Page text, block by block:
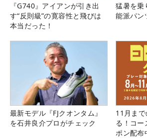
『G740』アイアンが引き出
す“反則級”の寛容性と飛びは
本当だった！
猛暑を乗
能派パン
最新モデル『FJクオンタム』
を石井良介プロがチェック
11月ま
る！コー
ポン配布